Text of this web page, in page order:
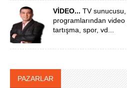
VİDEO... TV sunucusu,
programlarından
tartışma, spor, vd...
PAZARLAR